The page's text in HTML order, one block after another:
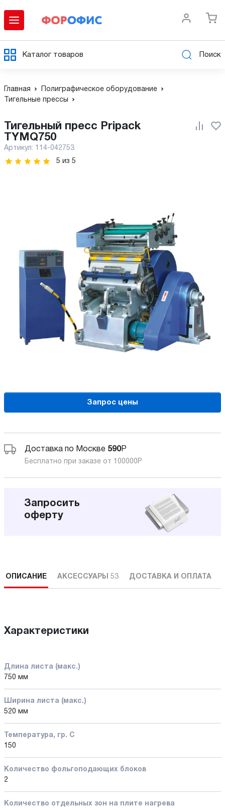
Каталог товаров Поиск
Главная
Полиграфическое оборудование
Тигельные прессы
TYMQ750
Артикул: 114-042753
5 из 5
Запрос цены
Доставка по Москве 590Р
Бесплатно при заказе от 100000 Р
Запросить
оферту
ОПИСАНИЕ АКСЕССУАРЫ 53 ДОСТАВКА И ОПЛАТА
Характеристики
Длина листа (макс.)
750 мм
Ширина листа (макс.)
520 мм
Температура, гр. C
150
Количество фольгоподающих блоков
2
Количество отдельных зон на плите нагрева